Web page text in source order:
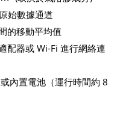
始數據通道
的移動平均值
配器或 Wi-Fi 進行網絡連
內置電池（運行時間約 8